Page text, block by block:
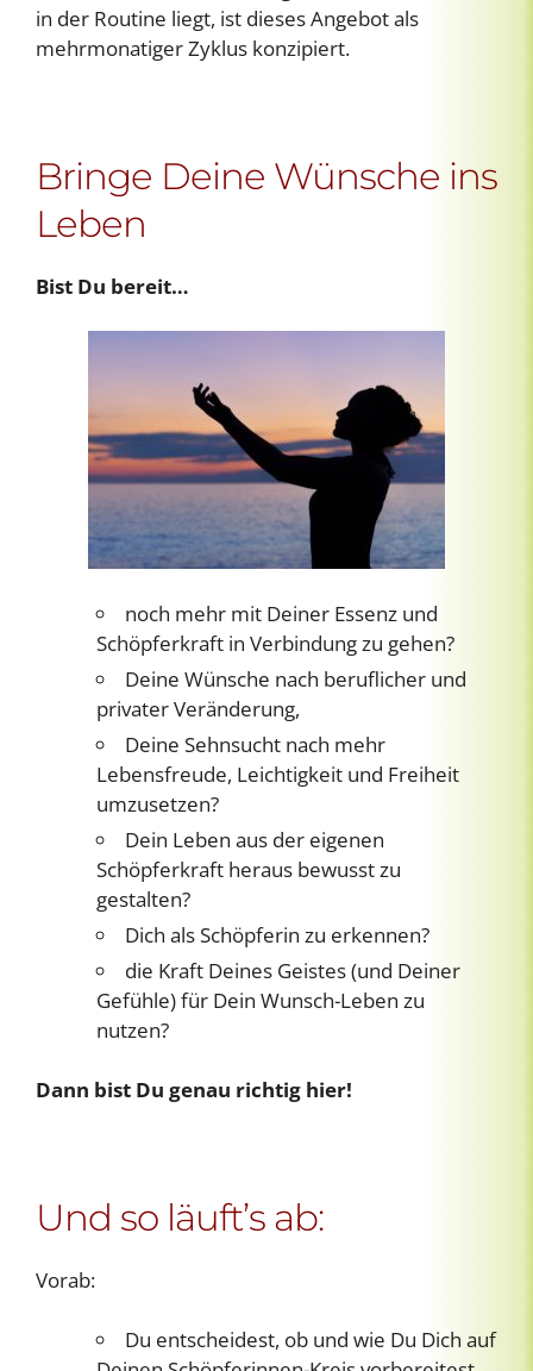
in der Routine liegt, ist dieses Angebot als
mehrmonatiger Zyklus konzipiert.
Bringe Deine Wünsche ins
Leben
Bist Du bereit…
noch mehr mit Deiner Essenz und
Schöpferkraft in Verbindung zu gehen?
Deine Wünsche nach beruflicher und
privater Veränderung,
Deine Sehnsucht nach mehr
Lebensfreude, Leichtigkeit und Freiheit
umzusetzen?
Dein Leben aus der eigenen
Schöpferkraft heraus bewusst zu
gestalten?
Dich als Schöpferin zu erkennen?
die Kraft Deines Geistes (und Deiner
Gefühle) für Dein Wunsch-Leben zu
nutzen?
Dann bist Du genau richtig hier!
Und so läuft’s ab:
Vorab:
Du entscheidest, ob und wie Du Dich auf